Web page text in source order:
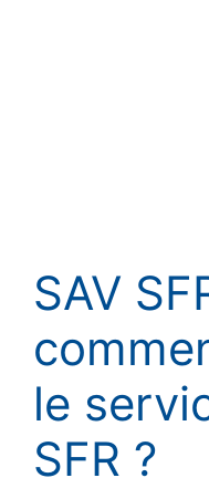
SAV
le
SFR ?